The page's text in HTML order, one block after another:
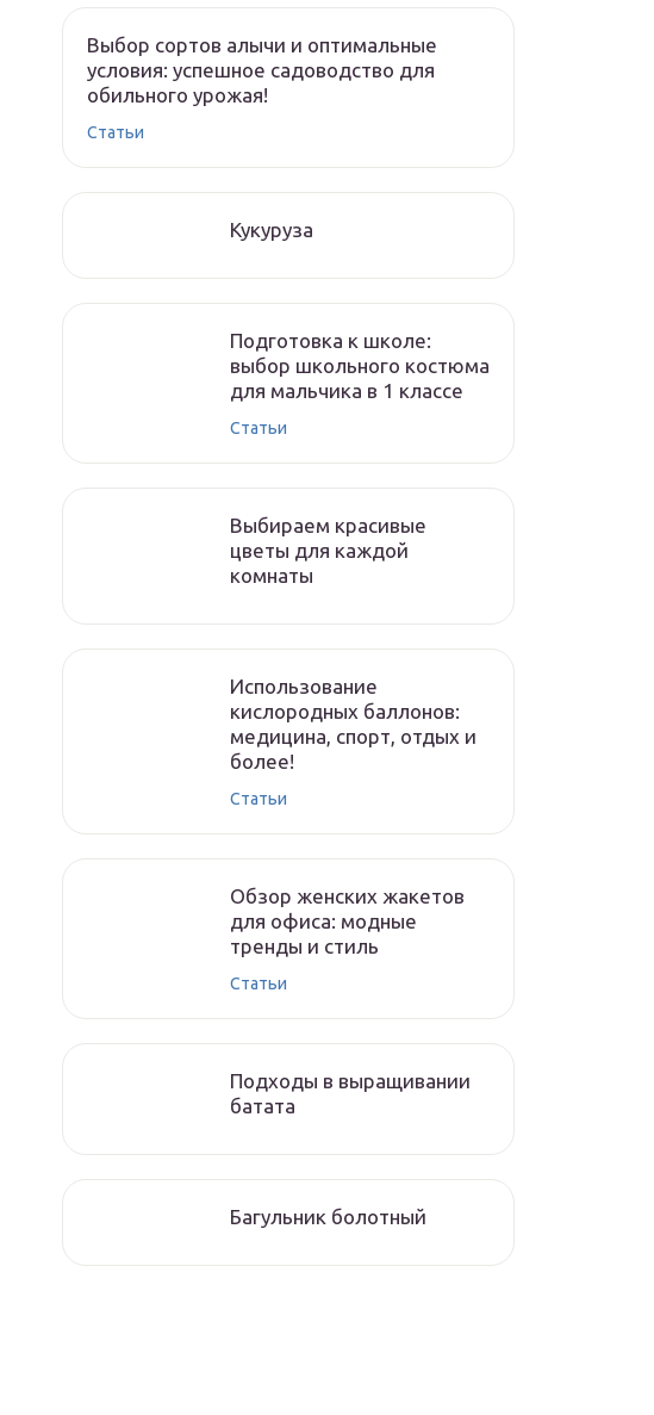
Выбор сортов алычи и оптимальные
условия: успешное садоводство для
обильного урожая!
Статьи
Кукуруза
Подготовка к школе:
выбор школьного костюма
для мальчика в 1 классе
Статьи
Выбираем красивые
цветы для каждой
комнаты
Использование
кислородных баллонов:
медицина, спорт, отдых и
более!
Статьи
Обзор женских жакетов
для офиса: модные
тренды и стиль
Статьи
Подходы в выращивании
батата
Багульник болотный